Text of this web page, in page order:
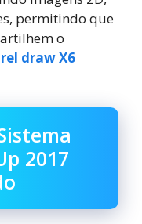
permitindo que
o
draw X6
2017